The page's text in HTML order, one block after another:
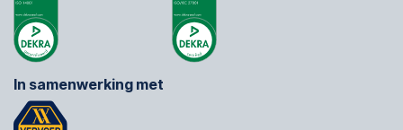
In samenwerking met